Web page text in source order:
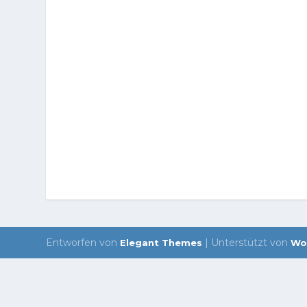
Entworfen von Elegant Themes | Unterstützt von